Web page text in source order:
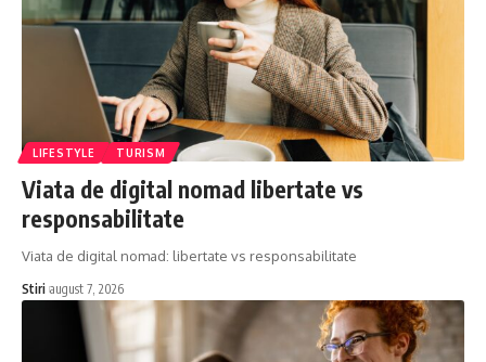
LIFESTYLE TURISM
Viata de digital nomad libertate vs
responsabilitate
Viata de digital nomad: libertate vs responsabilitate
Stiri august 7, 2026